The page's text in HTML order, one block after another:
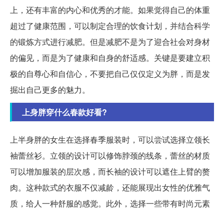
上，还有丰富的内心和优秀的才能。如果觉得自己的体重
超过了健康范围，可以制定合理的饮食计划，并结合科学
的锻炼方式进行减肥。但是减肥不是为了迎合社会对身材
的偏见，而是为了健康和自身的舒适感。关键是要建立积
极的自尊心和自信心，不要把自己仅仅定义为胖，而是发
掘出自己更多的魅力。
上身胖穿什么春款好看?
上半身胖的女生在选择春季服装时，可以尝试选择立领长
袖蕾丝衫。立领的设计可以修饰脖颈的线条，蕾丝的材质
可以增加服装的层次感，而长袖的设计可以遮住上臂的赘
肉。这种款式的衣服不仅减龄，还能展现出女性的优雅气
质，给人一种舒服的感觉。此外，选择一些带有时尚元素